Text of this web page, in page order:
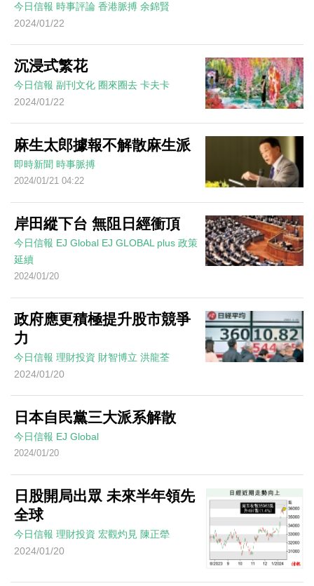
今日信報 時事評論 香港脈搏 余錦賢
2024/01/22
沉浸式繁花
今日信報 副刊文化 圈來圈去 卡夫卡
2024/01/22
麻生太郎據報不解散麻生派
即時新聞 時事脈搏
2024/01/21 04:22
岸田縱下台 無阻日經衝頂
今日信報 EJ Global EJ GLOBAL plus 政策
延續
2024/01/20
政府應更積極提升股市競爭
力
今日信報 理財投資 財智博立 洪龍荃
2024/01/20
日本自民黨三大派系解散
今日信報 EJ Global
2024/01/20
日股開局出眾 未來半年領先
全球
今日信報 理財投資 宏觀灼見 陳正犖
2024/01/20